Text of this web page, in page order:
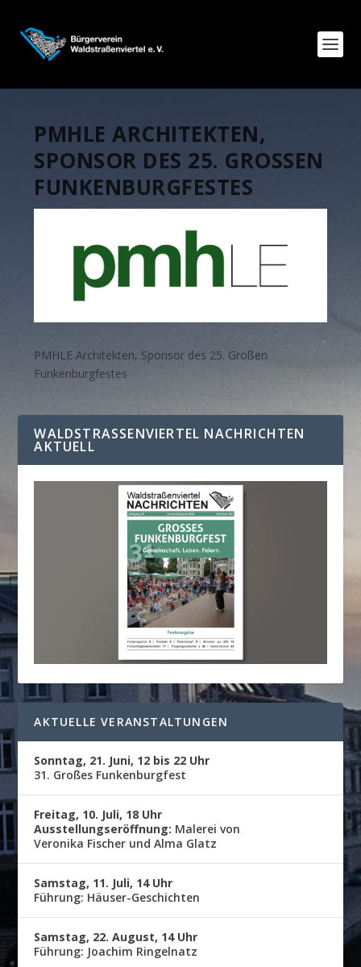
PMHLE ARCHITEKTEN,
SPONSOR DES 25. GROSSEN F
UNKENBURGFESTES
PMHLE Architekten, Sponsor des 25. Großen
Funkenburgfestes
WALDSTRASSENVIERTEL NACHRICHTEN A
KTUELL
AKTUELLE VERANSTALTUNGEN
Sonntag, 21. Juni, 12 bis 22 Uhr
31. Großes Funkenburgfest
Freitag, 10. Juli, 18 Uhr
Ausstellungseröffnung: Malerei von
Veronika Fischer und Alma Glatz
Samstag, 11. Juli, 14 Uhr
Führung: Häuser-Geschichten
Samstag, 22. August, 14 Uhr
Führung: Joachim Ringelnatz